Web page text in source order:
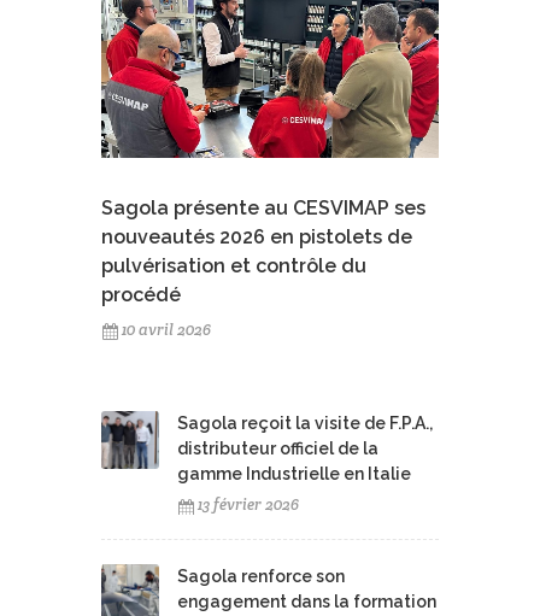
Sagola présente au CESVIMAP ses
nouveautés 2026 en pistolets de
pulvérisation et contrôle du
procédé
10 avril 2026
Sagola reçoit la visite de F.P.A.,
distributeur officiel de la
gamme Industrielle en Italie
13 février 2026
Sagola renforce son
engagement dans la formation